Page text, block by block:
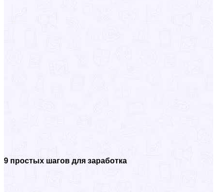
9 простых шагов для заработка